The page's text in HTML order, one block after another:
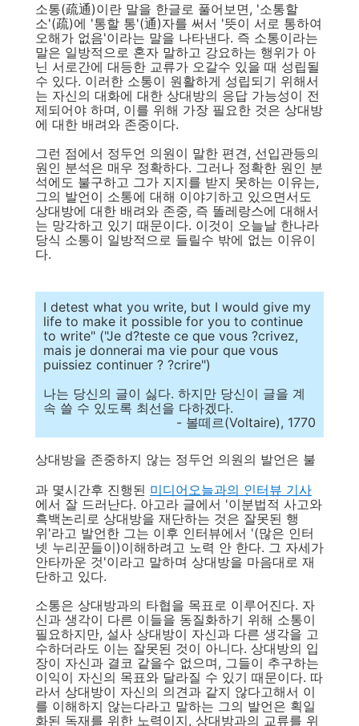
소통(疏通)이란 말을 한글로 풀어보면, '소통할
소'(疏)에 '통할 통'(通)자를 써서 '뜻이 서로 통하여
오해가 없음'이라는 말을 나타낸다. 즉 소통이라는
말은 일방적으로 혼자 말하고 강요하는 행위가 아
닌 서로간에 대등한 교류가 오갈수 있을 때 성립될
수 있다. 이러한 소통이 원활하게 성립되기 위해서
는 자신의 대화에 대한 상대방의 응답 가능성이 전
제되어야 하며, 이를 위해 가장 필요한 것은 상대방
에 대한 배려와 존중이다.
그런 점에서 정두언 의원이 말한 편견, 선입관등의
원인 분석은 매우 정확하다. 그러나 정확한 원인 분
석에도 불구하고 그가 지지를 받지 못하는 이유는,
그의 발언이 소통에 대해 이야기하고 있으면서도
상대방에 대한 배려와 존중, 즉 똘레랑스에 대해서
는 망각하고 있기 때문이다. 이것이 오늘날 한나라
당식 소통이 일방적으로 들릴수 밖에 없는 이유이
다.
I detest what you write, but I would give my
life to make it possible for you to continue
to write" ("Je d?teste ce que vous ?crivez,
mais je donnerai ma vie pour que vous
puissiez continuer ? ?crire")
나는 당신의 글이 싫다. 하지만 당신이 글을 계
속 쓸 수 있도록 최선을 다하겠다.
- 볼떼르(Voltaire), 1770
상대방을 존중하지 않는 정두언 의원의 발언은 불
과 몇시간후 진행된 미디어오늘과의 인터뷰 기사
에서 잘 드러난다. 아고라 글에서 '이분법적 사고와
흑백논리로 상대방을 재단하는 것은 잘못된 행
위'라고 발언한 그는 이후 인터뷰에서 '(많은 인터
넷 누리꾼들이)이해하려고 노력 안 한다. 그 자세가
안타까운 것'이라고 말하며 상대방을 마음대로 재
단하고 있다.
소통은 상대방과의 타협을 목표로 이루어진다. 자
신과 생각이 다른 이들을 동질화하기 위해 소통이
필요하지만, 설사 상대방이 자신과 다른 생각을 고
수하더라도 이는 잘못된 것이 아니다. 상대방의 입
장이 자신과 결코 같을수 없으며, 그들이 추구하는
이익이 자신의 목표와 달라질 수 있기 때문이다. 따
라서 상대방이 자신의 의견과 같지 않다고해서 이
를 이해하지 않는다라고 말하는 그의 발언은 획일
화된 독재를 위한 노력이지, 상대방과의 교류를 위